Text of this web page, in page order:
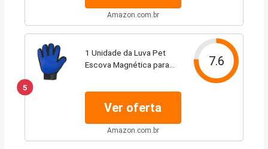
Amazon.com.br
5
1 Unidade da Luva Pet
Escova Magnética para
Gatos.
7.6
Ver oferta
Amazon.com.br